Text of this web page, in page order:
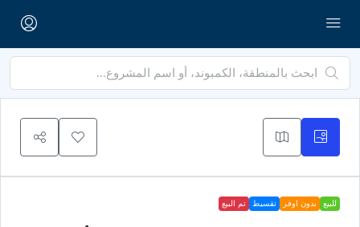
للبيع بدون اوفر تقسيط تم البيع